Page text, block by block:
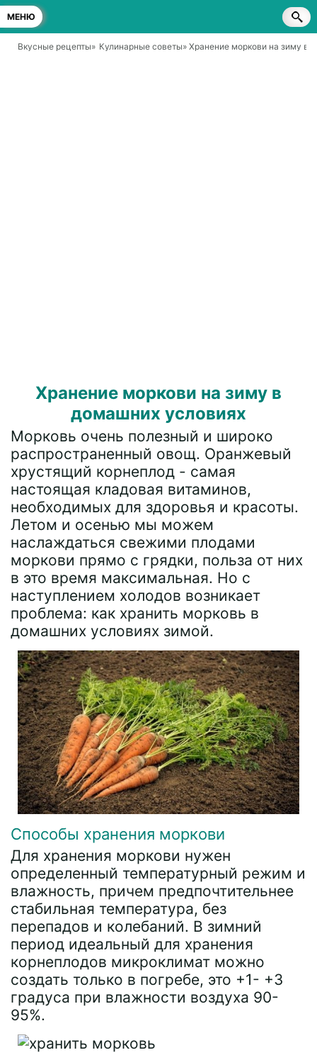
МЕНЮ
Вкусные рецепты» Кулинарные советы» Хранение моркови на зиму в
Хранение моркови на зиму в
домашних условиях
Морковь очень полезный и широко
распространенный овощ. Оранжевый
хрустящий корнеплод - самая
настоящая кладовая витаминов,
необходимых для здоровья и красоты.
Летом и осенью мы можем
наслаждаться свежими плодами
моркови прямо с грядки, польза от них
в это время максимальная. Но с
наступлением холодов возникает
проблема: как хранить морковь в
домашних условиях зимой.
Способы хранения моркови
Для хранения моркови нужен
определенный температурный режим и
влажность, причем предпочтительнее
стабильная температура, без
перепадов и колебаний. В зимний
период идеальный для хранения
корнеплодов микроклимат можно
создать только в погребе, это +1- +3
градуса при влажности воздуха 90-
95%.